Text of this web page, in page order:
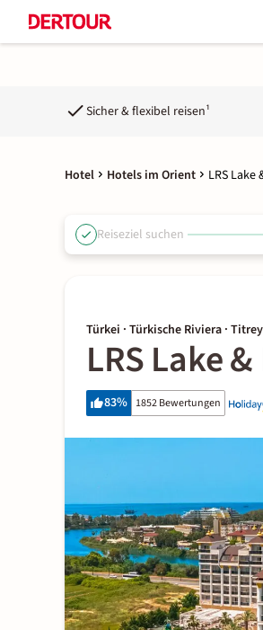
Sicher & flexibel reisen¹
Hotel Hotels im Orient LRS Lake
Reiseziel suchen
Türkei · Türkische Riviera ·
LRS Lake
83% 1852 Bewertungen